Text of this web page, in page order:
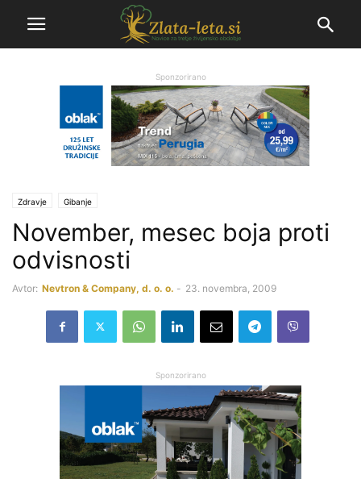
Sponzorirano
Zdravje Gibanje
November, mesec boja proti
odvisnosti
Avtor: Nevtron & Company, d. o. o. - 23. novembra, 2009
Sponzorirano